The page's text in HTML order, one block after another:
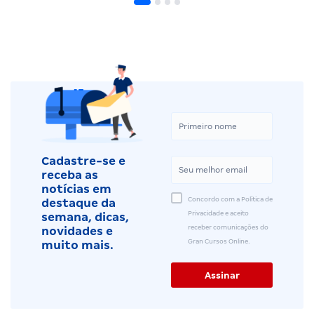
Cadastre-se e
receba as
notícias em
destaque da
semana, dicas,
novidades e
muito mais.
Concordo com a Política de
Privacidade e aceito
receber comunicações do
Gran Cursos Online.